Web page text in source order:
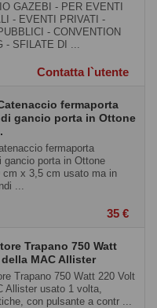
GAZEBI - PER EVENTI
- EVENTI PRIVATI -
- CONVENTION
- SFILATE DI ...
Contatta l`utente
fermaporta
gancio porta in Ottone
fermaporta
gancio porta in Ottone
cm x 3,5 cm usato ma in
...
35 €
Trapano 750 Watt
della MAC Allister
Trapano 750 Watt 220 Volt
Allister usato 1 volta,
con pulsante a contr ...